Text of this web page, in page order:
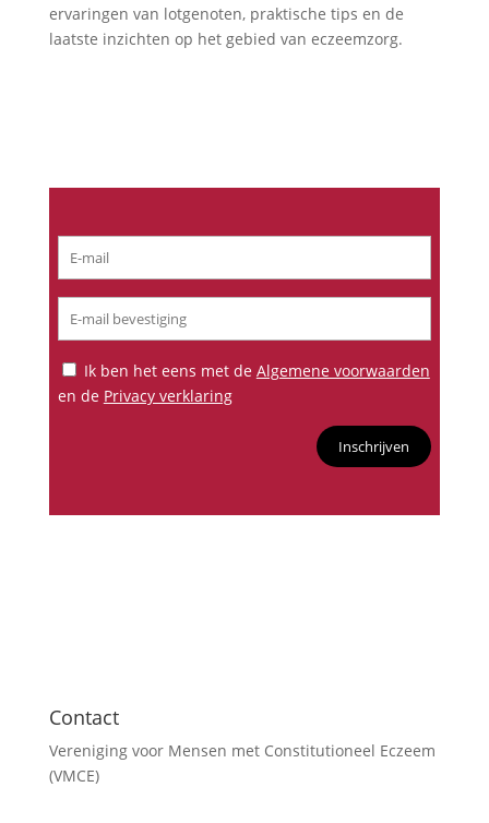
ervaringen van lotgenoten, praktische tips en de
laatste inzichten op het gebied van eczeemzorg.
Ik ben het eens met de Algemene voorwaarden
en de Privacy verklaring
Inschrijven
Contact
Vereniging voor Mensen met Constitutioneel Eczeem
(VMCE)